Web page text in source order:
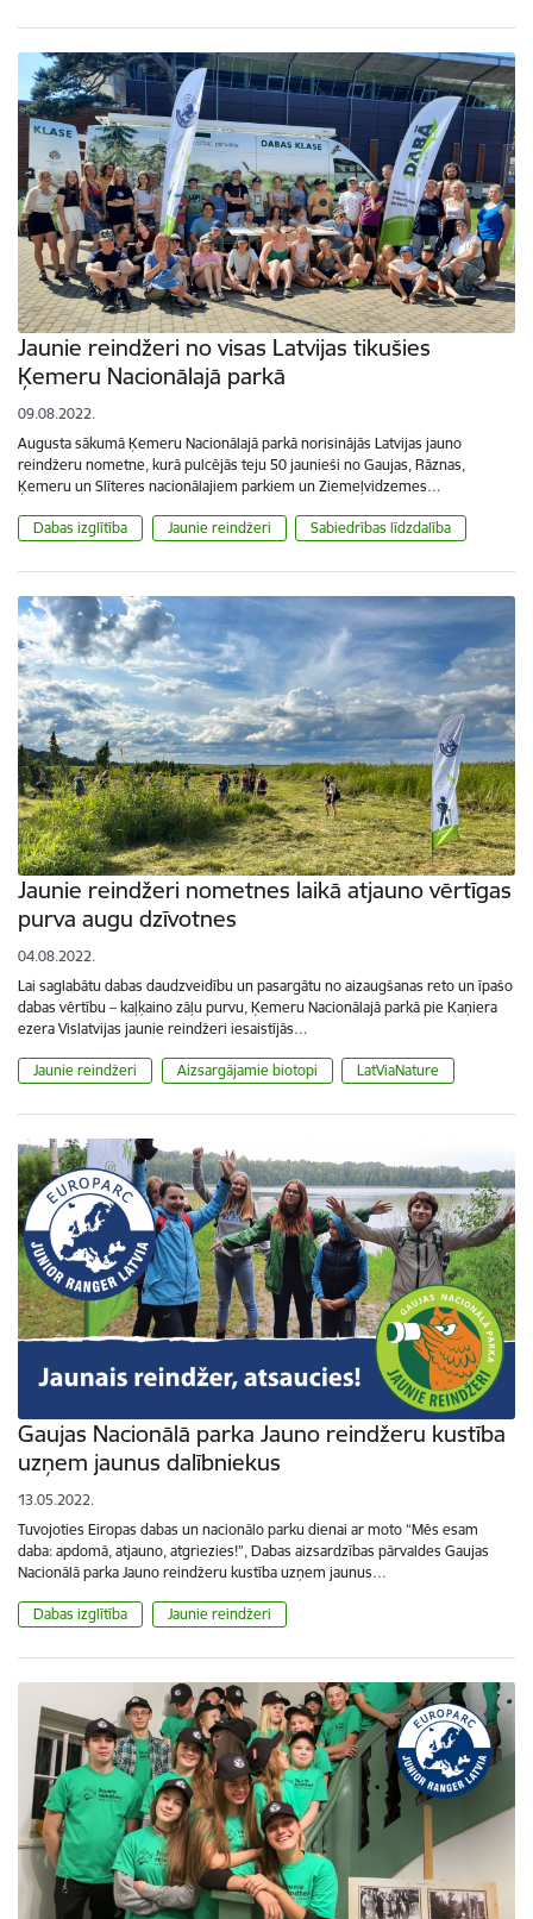
Jaunie reindžeri no visas Latvijas tikušies
Ķemeru Nacionālajā parkā
09.08.2022.
Augusta sākumā Ķemeru Nacionālajā parkā norisinājās Latvijas jauno
reindžeru nometne, kurā pulcējās teju 50 jaunieši no Gaujas, Rāznas,
Ķemeru un Slīteres nacionālajiem parkiem un Ziemeļvidzemes…
Dabas izglītība Jaunie reindžeri Sabiedrības līdzdalība
Jaunie reindžeri nometnes laikā atjauno vērtīgas
purva augu dzīvotnes
04.08.2022.
Lai saglabātu dabas daudzveidību un pasargātu no aizaugšanas reto un īpašo
dabas vērtību – kaļķaino zāļu purvu, Ķemeru Nacionālajā parkā pie Kaņiera
ezera Vislatvijas jaunie reindžeri iesaistījās…
Jaunie reindžeri Aizsargājamie biotopi LatViaNature
Gaujas Nacionālā parka Jauno reindžeru kustība
uzņem jaunus dalībniekus
13.05.2022.
Tuvojoties Eiropas dabas un nacionālo parku dienai ar moto “Mēs esam
daba: apdomā, atjauno, atgriezies!”, Dabas aizsardzības pārvaldes Gaujas
Nacionālā parka Jauno reindžeru kustība uzņem jaunus…
Dabas izglītība Jaunie reindžeri